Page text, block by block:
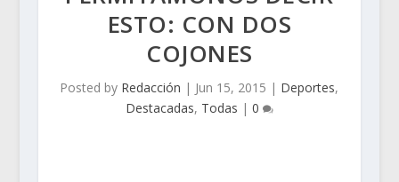
ESTO: CON DOS
COJONES
Posted by Redacción | Jun 15, 2015 | Deportes,
Destacadas, Todas | 0